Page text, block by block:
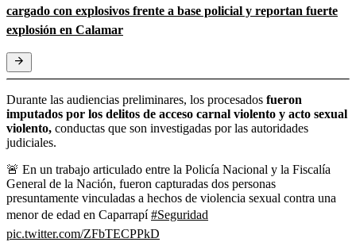
cargado con explosivos frente a base policial y reportan fuerte
explosión en Calamar
Durante las audiencias preliminares, los procesados fueron
imputados por los delitos de acceso carnal violento y acto sexual
violento, conductas que son investigadas por las autoridades
judiciales.
🚨 En un trabajo articulado entre la Policía Nacional y la Fiscalía
General de la Nación, fueron capturadas dos personas
presuntamente vinculadas a hechos de violencia sexual contra una
menor de edad en Caparrapí#Seguridad
pic.twitter.com/ZFbTECPPkD